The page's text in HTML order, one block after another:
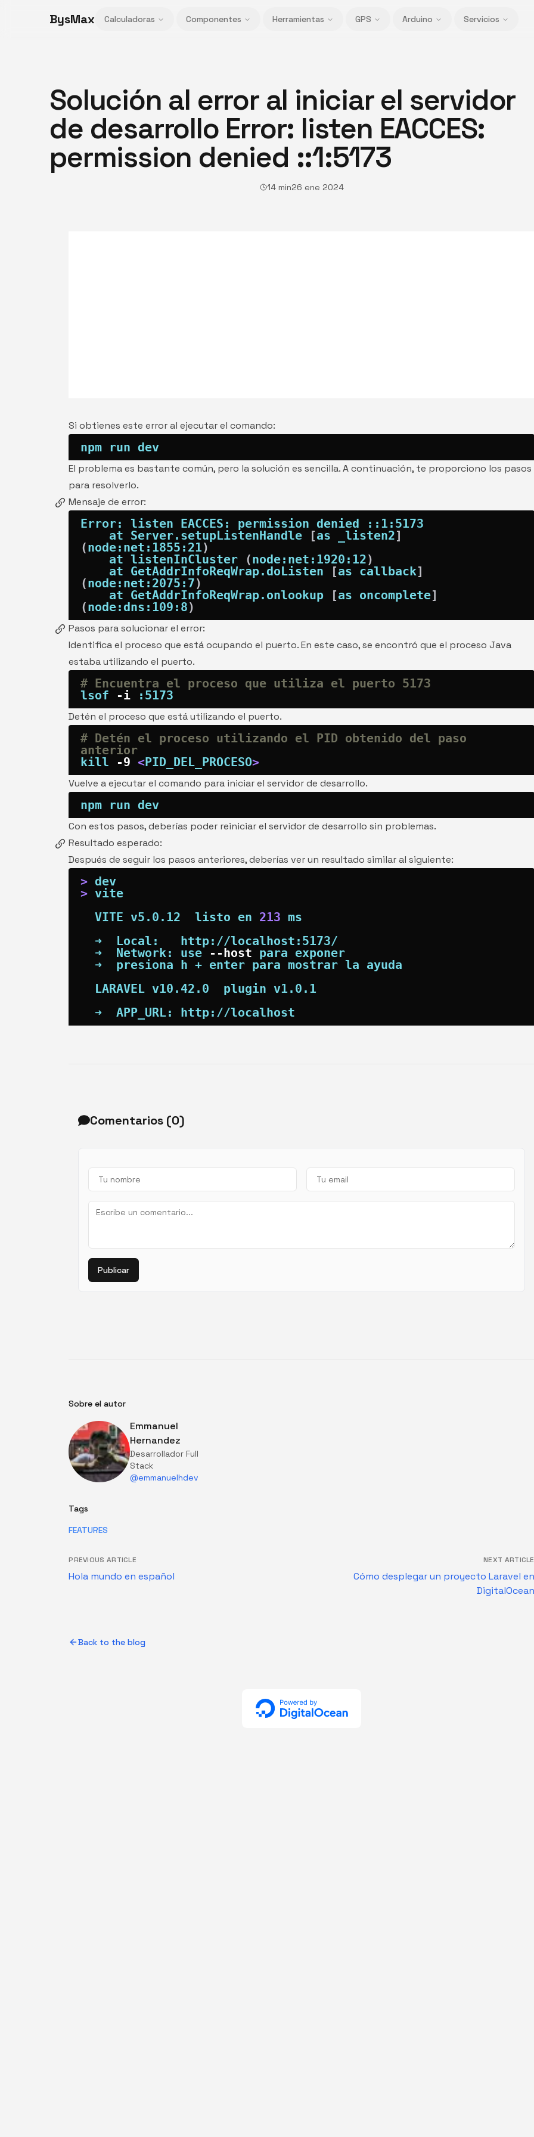
BysMax Calculadoras Componentes Herramientas GPS Arduino Servicios
Solución al error al iniciar el servidor
de desarrollo Error: listen EACCES:
permission denied ::1:5173
14 min26 ene 2024
Si obtienes este error al ejecutar el comando:
npm
El problema es bastante común, pero la solución es sencilla. A continuación, te proporciono los pasos
para resolverlo.
Mensaje de error:
    at Server.setupListenHandle
[as _listen2]
(node:net:1855:21)
    at listenInCluster
(node:net:1920:12)
    at GetAddrInfoReqWrap.doListen
[as callback]
(node:net:2075:7)
    at GetAddrInfoReqWrap.onlookup
[as oncomplete]
(node:dns:109:8)
Pasos para solucionar el error:
Identifica el proceso que está ocupando el puerto. En este caso, se encontró que el proceso Java
estaba utilizando el puerto.
# Encuentra el proceso que utiliza el puerto 5173
lsof
-i
Detén el proceso que está utilizando el puerto.
# Detén el proceso utilizando el PID obtenido del paso
anterior
kill
-9 <PID_DEL_PROCESO>
Vuelve a ejecutar el comando para iniciar el servidor de desarrollo.
npm
Con estos pasos, deberías poder reiniciar el servidor de desarrollo sin problemas.
Resultado esperado:
Después de seguir los pasos anteriores, deberías ver un resultado similar al siguiente:
>
>
  VITE v5.0.12  listo en
213
  ➜  Network: use
--host
Comentarios (0)
Publicar
Sobre el autor
Emmanuel
Hernandez
Desarrollador Full
Stack
@emmanuelhdev
Tags
FEATURES
PREVIOUS ARTICLE
Hola mundo en español
NEXT ARTICLE
Cómo desplegar un proyecto Laravel en
DigitalOcean
Back to the blog